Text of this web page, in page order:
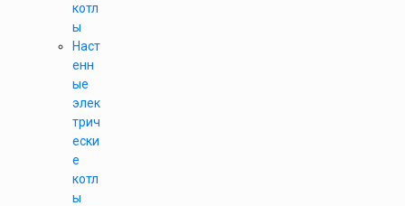
котл
ы
Наст
енн
ые
элек
трич
ески
е
котл
ы